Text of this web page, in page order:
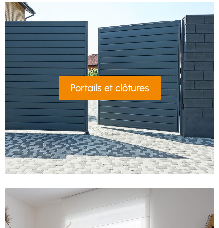
Portails et clôtures